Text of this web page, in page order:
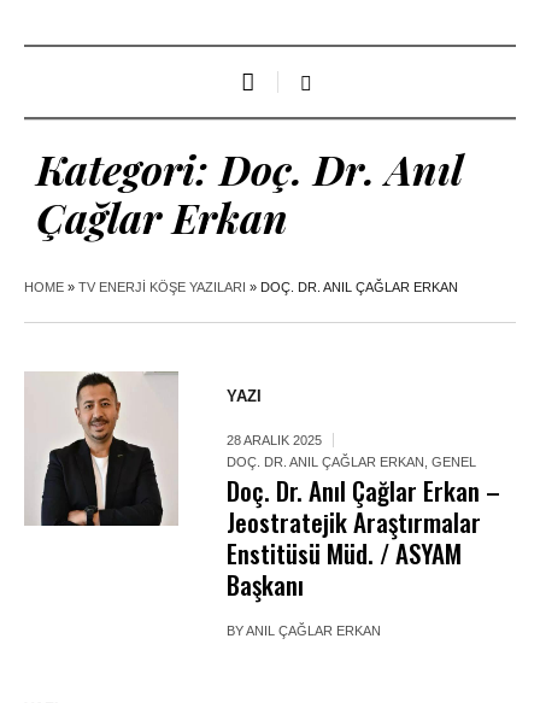
Kategori:Doç. Dr. Anıl
Çağlar Erkan
HOME » TV ENERJI KÖŞE YAZILARI » DOÇ. DR. ANIL ÇAĞLAR ERKAN
YAZI
28 ARALIK 2025
DOÇ. DR. ANIL ÇAĞLAR ERKAN
,GENEL
Doç. Dr. Anıl Çağlar Erkan –
Jeostratejik Araştırmalar
Enstitüsü Müd. / ASYAM
Başkanı
BYANIL ÇAĞLAR ERKAN